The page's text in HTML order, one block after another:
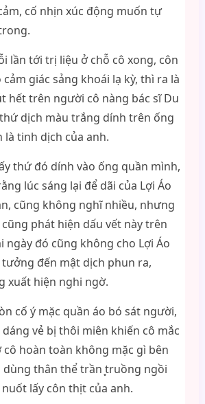
cố nhịn xúc động muốn tự
lần tới trị liệu ở chỗ cô xong, côn
giác sảng khօái lạ kỳ, thì ra là
hết trên người cô nàng bác sĩ Du
dịch màu trắng dính trên ống
là tinh dịch của anh.
thứ đó dính vào ống quần mình,
lúc sáng lại để dãi của Lợi Áo
cũng không nghĩ nhiều, nhưng
phát hiện dấu vết này trên
ngày đó cũng không cho Lợi Áo
tưởng đến mật dịch phun ra,
xuất hiện nghi ngờ.
cố ý mặc quần áo bó sát người,
vẻ bị thôi miên khiến cô mắc
cô hoàn toàn không mặc gì bên
thân thể trần ͙truồng ngồi
lấy côn thịt của anh.